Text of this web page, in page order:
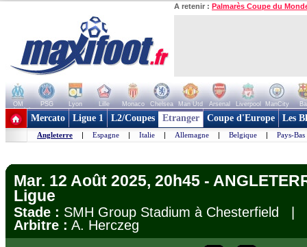
A retenir : Palmarès Coupe du
OM PSG Lyon Lille Monaco Chelsea Man Utd Arsenal Liverpool ManCity
+ de clubs
Mercato Ligue 1 L2/Coupes Etranger Coupe d'Europe Les
Angleterre | Espagne | Italie | Allemagne | Belgique | Pays-Bas
Mar. 12 Août 2025, 20h45 -
Ligue
Stade : SMH Group Stadium à Chesterfield |
Arbitre : A. Herczeg